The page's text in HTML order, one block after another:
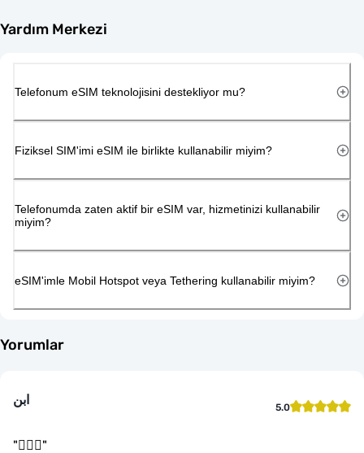
Yardım Merkezi
Telefonum eSIM teknolojisini destekliyor mu?
Fiziksel SIM'imi eSIM ile birlikte kullanabilir miyim?
Telefonumda zaten aktif bir eSIM var, hizmetinizi kullanabilir
miyim?
eSIM'imle Mobil Hotspot veya Tethering kullanabilir miyim?
Yorumlar
ابن 5.0
"👌🏻🤝"